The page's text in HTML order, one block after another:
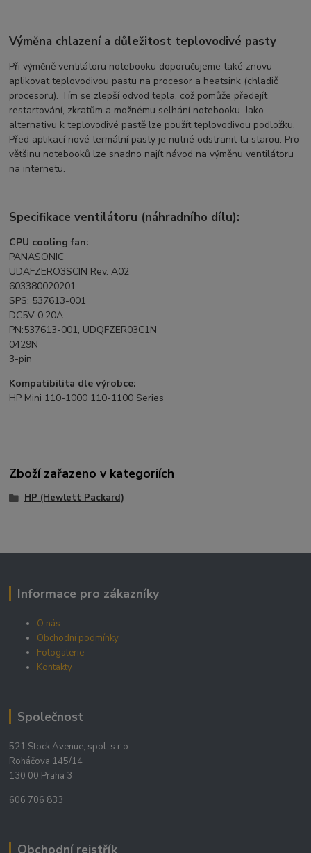
Výměna chlazení a důležitost teplovodivé pasty
Při výměně ventilátoru notebooku doporučujeme také znovu
aplikovat teplovodivou pastu na procesor a heatsink (chladič
procesoru). Tím se zlepší odvod tepla, což pomůže předejít
restartování, zkratům a možnému selhání notebooku. Jako
alternativu k teplovodivé pastě lze použít teplovodivou podložku.
Před aplikací nové termální pasty je nutné odstranit tu starou. Pro
většinu notebooků lze snadno najít návod na výměnu ventilátoru
na internetu.
Specifikace ventilátoru (náhradního dílu):
CPU cooling fan:
PANASONIC
UDAFZERO3SCIN Rev. A02
603380020201
SPS: 537613-001
DC5V 0.20A
PN:537613-001, UDQFZER03C1N
0429N
3-pin
Kompatibilita dle výrobce:
HP Mini 110-1000 110-1100 Series
Zboží zařazeno v kategoriích
HP (Hewlett Packard)
Informace pro zákazníky
O nás
Obchodní podmínky
Fotogalerie
Kontakty
Společnost
521 Stock Avenue, spol. s r.o.
Roháčova 145/14
130 00 Praha 3
606 706 833
Obchodní rejstřík